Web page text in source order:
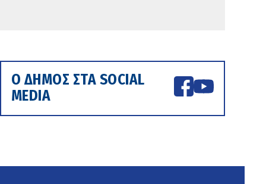
Ο ΔΗΜΟΣ ΣΤΑ SOCIAL
MEDIA